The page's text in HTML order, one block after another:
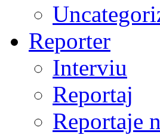
Reporter
Interviu
Reportaj
Reportaje